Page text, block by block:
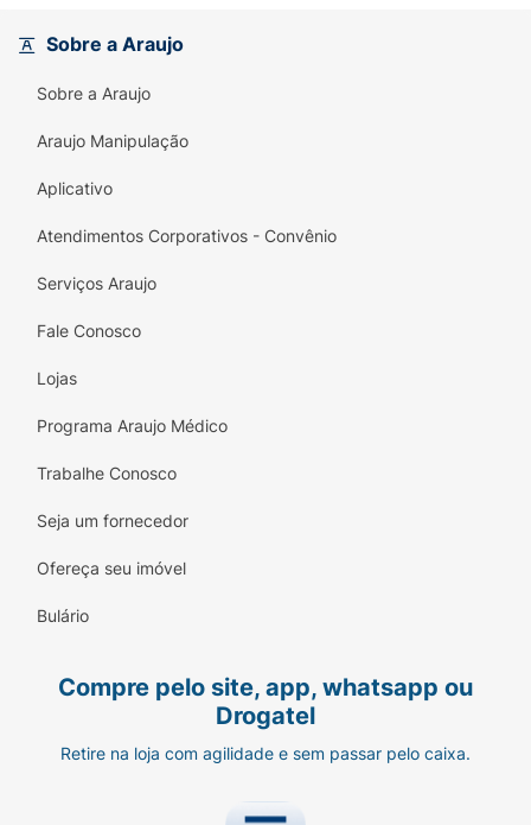
combate da caspa, que normalmente é
Natutrat SOS!!!
Sobre a Araujo
Sobre a Araujo
Araujo Manipulação
Aplicativo
Atendimentos Corporativos - Convênio
Serviços Araujo
Fale Conosco
Lojas
Programa Araujo Médico
Trabalhe Conosco
Seja um fornecedor
Ofereça seu imóvel
Bulário
Compre pelo site, app, whatsapp ou
Drogatel
Retire na loja com agilidade e sem passar pelo caixa.